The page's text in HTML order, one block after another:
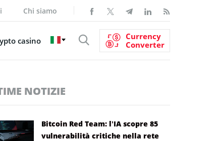
Chi siamo
casino
Currency
Converter
NOTIZIE
Bitcoin Red Team: l’IA scopre 85
vulnerabilità critiche nella rete